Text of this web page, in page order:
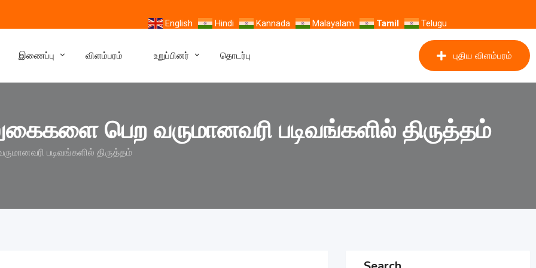
English Hindi Kannada Malayalam Tamil Telugu
இணைப்பு விளம்பரம் உறுப்பினர் தொடர்பு புதிய விளம்பரம்
பெற வருமானவரி படிவங்களில் திருத்தம்
படிவங்களில் திருத்தம்